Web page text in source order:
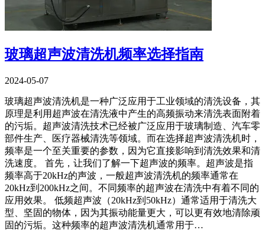
玻璃超声波清洗机频率选择指南
2024-05-07
玻璃超声波清洗机是一种广泛应用于工业领域的清洗设备，其
原理是利用超声波在清洗液中产生的高频振动来清洗表面附着
的污垢。超声波清洗技术已经被广泛应用于玻璃制造、汽车零
部件生产、医疗器械清洗等领域。而在选择超声波清洗机时，
频率是一个至关重要的参数，因为它直接影响到清洗效果和清
洗速度。 首先，让我们了解一下超声波的频率。超声波是指
频率高于20kHz的声波，一般超声波清洗机的频率通常在
20kHz到200kHz之间。不同频率的超声波在清洗中有着不同的
应用效果。 低频超声波（20kHz到50kHz）通常适用于清洗大
型、坚固的物体，因为其振动能量更大，可以更有效地清除顽
固的污垢。这种频率的超声波清洗机通常用于…